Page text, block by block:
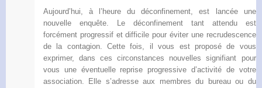
Aujourd’hui, à l’heure du déconfinement, est lancée une
nouvelle enquête. Le déconfinement tant attendu est
forcément progressif et difficile pour éviter une recrudescence
de la contagion. Cette fois, il vous est proposé de vous
exprimer, dans ces circonstances nouvelles signifiant pour
vous une éventuelle reprise progressive d’activité de votre
association. Elle s’adresse aux membres du bureau ou du